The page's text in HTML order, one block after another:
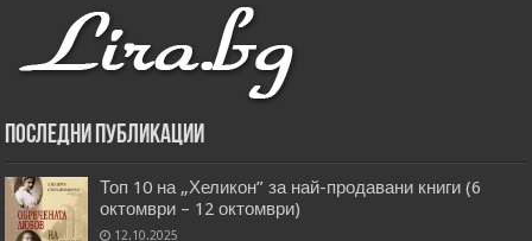
Последни публикации
Топ 10 на „Хеликон” за най-продавани книги (6
октомври – 12 октомври)
12.10.2025